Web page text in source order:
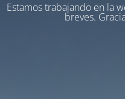
Estamos trabajando en la
breves.